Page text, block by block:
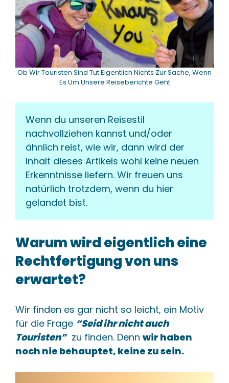
Ob Wir Touristen Sind Tut Eigentlich Nichts Zur Sache, Wenn
Es Um Unsere Reiseberichte Geht
Wenn du unseren Reisestil
nachvollziehen kannst und/oder
ähnlich reist, wie wir, dann wird der
Inhalt dieses Artikels wohl keine neuen
Erkenntnisse liefern. Wir freuen uns
natürlich trotzdem, wenn du hier
gelandet bist.
Warum wird eigentlich eine
Rechtfertigung von uns
erwartet?
Wir finden es gar nicht so leicht, ein Motiv
für die Frage “Seid ihr nicht auch
Touristen”zu finden. Denn wir haben
noch nie behauptet, keine zu sein.